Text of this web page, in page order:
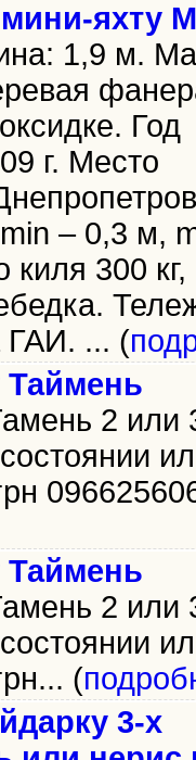
яхту
1,9 м.
Год
г. Место
– 0,3 м,
300
ГАИ. ... (
Таймень
2 или
Таймень
2 или
(
3-х